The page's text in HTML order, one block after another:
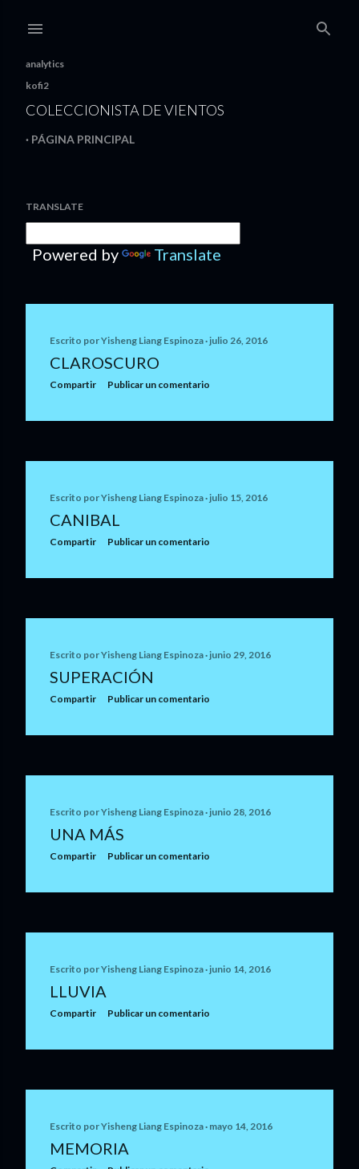
analytics
kofi2
COLECCIONISTA DE VIENTOS
PÁGINA PRINCIPAL
n
TRANSLATE
Powered by Translate
Escrito porYisheng Liang Espinoza julio 26, 2016
CLAROSCURO
Compartir Publicar un comentario
Escrito porYisheng Liang Espinoza julio 15, 2016
CANIBAL
Compartir Publicar un comentario
Escrito porYisheng Liang Espinoza junio 29, 2016
SUPERACIÓN
Compartir Publicar un comentario
Escrito porYisheng Liang Espinoza junio 28, 2016
UNA MÁS
Compartir Publicar un comentario
Escrito porYisheng Liang Espinoza junio 14, 2016
LLUVIA
Compartir Publicar un comentario
Escrito porYisheng Liang Espinoza mayo 14, 2016
MEMORIA